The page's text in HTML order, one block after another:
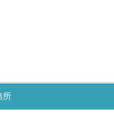
所